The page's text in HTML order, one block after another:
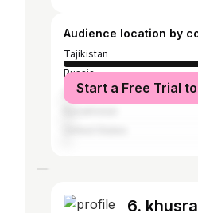
Audience location by
Tajikistan
Russia
Uzbekistan
Start a Free Trial
6.